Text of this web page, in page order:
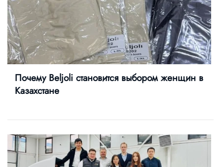
Почему Beljoli становится выбором женщин в
Казахстане